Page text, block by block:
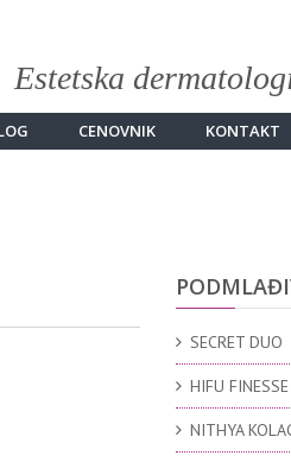
Estetska
CENOVNIK KONTAKT
SECRET DUO
HIFU
NITHYA